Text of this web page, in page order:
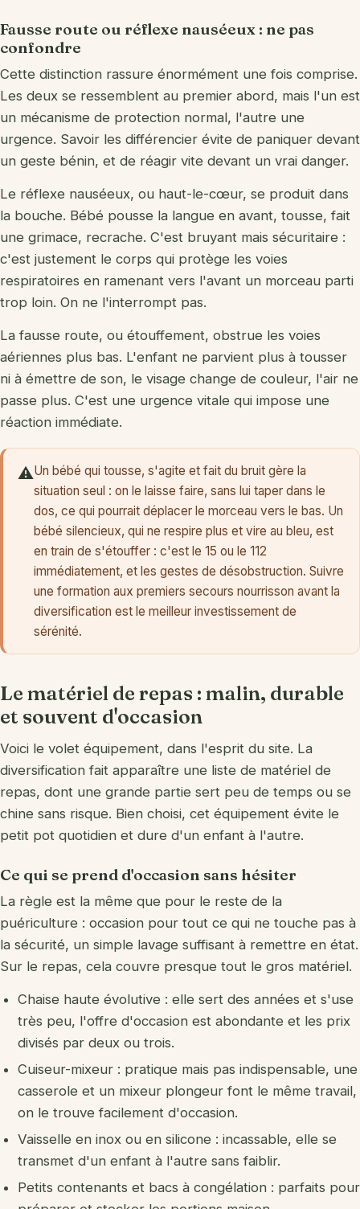
Fausse route ou réflexe nauséeux : ne pas
confondre
Cette distinction rassure énormément une fois comprise.
Les deux se ressemblent au premier abord, mais l'un est
un mécanisme de protection normal, l'autre une
urgence. Savoir les différencier évite de paniquer devant
un geste bénin, et de réagir vite devant un vrai danger.
Le réflexe nauséeux, ou haut-le-cœur, se produit dans
la bouche. Bébé pousse la langue en avant, tousse, fait
une grimace, recrache. C'est bruyant mais sécuritaire :
c'est justement le corps qui protège les voies
respiratoires en ramenant vers l'avant un morceau parti
trop loin. On ne l'interrompt pas.
La fausse route, ou étouffement, obstrue les voies
aériennes plus bas. L'enfant ne parvient plus à tousser
ni à émettre de son, le visage change de couleur, l'air ne
passe plus. C'est une urgence vitale qui impose une
réaction immédiate.
⚠️Un bébé qui tousse, s'agite et fait du bruit gère la
situation seul : on le laisse faire, sans lui taper dans le
dos, ce qui pourrait déplacer le morceau vers le bas. Un
bébé silencieux, qui ne respire plus et vire au bleu, est
en train de s'étouffer : c'est le 15 ou le 112
immédiatement, et les gestes de désobstruction. Suivre
une formation aux premiers secours nourrisson avant la
diversification est le meilleur investissement de
sérénité.
Le matériel de repas : malin, durable
et souvent d'occasion
Voici le volet équipement, dans l'esprit du site. La
diversification fait apparaître une liste de matériel de
repas, dont une grande partie sert peu de temps ou se
chine sans risque. Bien choisi, cet équipement évite le
petit pot quotidien et dure d'un enfant à l'autre.
Ce qui se prend d'occasion sans hésiter
La règle est la même que pour le reste de la
puériculture : occasion pour tout ce qui ne touche pas à
la sécurité, un simple lavage suffisant à remettre en état.
Sur le repas, cela couvre presque tout le gros matériel.
Chaise haute évolutive : elle sert des années et s'use
très peu, l'offre d'occasion est abondante et les prix
divisés par deux ou trois.
Cuiseur-mixeur : pratique mais pas indispensable, une
casserole et un mixeur plongeur font le même travail,
on le trouve facilement d'occasion.
Vaisselle en inox ou en silicone : incassable, elle se
transmet d'un enfant à l'autre sans faiblir.
Petits contenants et bacs à congélation : parfaits pour